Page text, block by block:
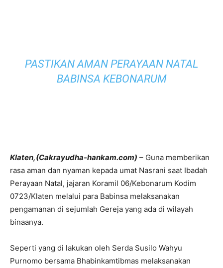
PASTIKAN AMAN PERAYAAN NATAL
BABINSA KEBONARUM
Klaten,(Cakrayudha-hankam.com) – Guna memberikan
rasa aman dan nyaman kepada umat Nasrani saat Ibadah
Perayaan Natal, jajaran Koramil 06/Kebonarum Kodim
0723/Klaten melalui para Babinsa melaksanakan
pengamanan di sejumlah Gereja yang ada di wilayah
binaanya.
Seperti yang di lakukan oleh Serda Susilo Wahyu
Purnomo bersama Bhabinkamtibmas melaksanakan